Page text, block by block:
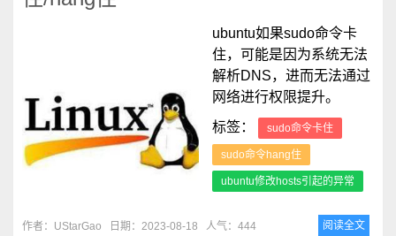
ubuntu如果sudo命令卡
住，可能是因为系统无法
解析DNS，进而无法通过
网络进行权限提升。
标签：
sudo命令卡住
sudo命令hang住
ubuntu修改hosts引起的异常
作者：UStarGao 日期：2023-08-18 人气：444 阅读全文